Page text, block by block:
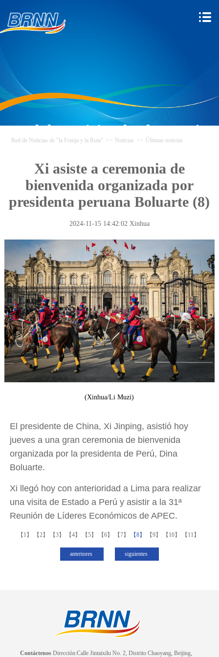
Red de Noticias de "la Franja y
Red de Noticias de "la Franja y la Ruta" >> Noticias >> Últimas noticias
Xi asiste a ceremonia de
bienvenida organizada por
presidenta peruana Boluarte (8)
2024-11-15 14:42:02 Xinhua
(Xinhua/Li Muzi)
El presidente de China, Xi Jinping, asistió hoy
jueves a una gran ceremonia de bienvenida
organizada por la presidenta de Perú, Dina
Boluarte.
Xi llegó hoy con anterioridad a Lima para realizar
una visita de Estado a Perú y asistir a la 31ª
Reunión de Líderes Económicos de APEC.
【1】 【2】 【3】 【4】 【5】 【6】 【7】 【8】 【9】 【10】 【11】
anteriores siguientes
Contáctenos Dirección:Calle Jintaixilu No. 2, Distrito Chaoyang, Beijing,